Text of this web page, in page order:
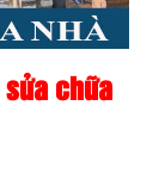
sửa chữa